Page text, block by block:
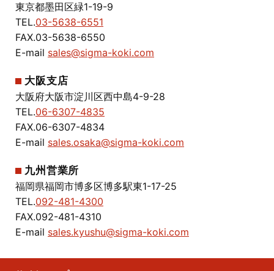
東京都墨田区緑1-19-9
TEL.03-5638-6551
FAX.03-5638-6550
E-mail sales@sigma-koki.com
大阪支店
大阪府大阪市淀川区西中島4-9-28
TEL.06-6307-4835
FAX.06-6307-4834
E-mail sales.osaka@sigma-koki.com
九州営業所
福岡県福岡市博多区博多駅東1-17-25
TEL.092-481-4300
FAX.092-481-4310
E-mail sales.kyushu@sigma-koki.com